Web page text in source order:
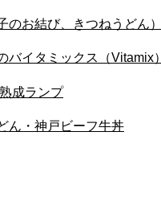
のお結び、きつねうどん）
バイタミックス（Vitamix）
成ランプ
ん・神戸ビーフ牛丼